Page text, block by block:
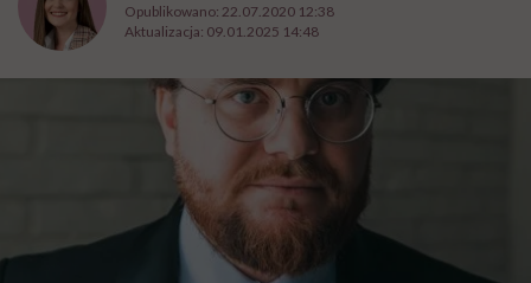
Opublikowano: 22.07.2020 12:38
Aktualizacja: 09.01.2025 14:48